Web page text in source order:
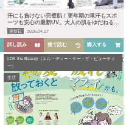
汗にも負けない完璧肌！更年期の滝汗もスポ
ーツも安心の最新UV。大人の肌をゆだねる運
命の1本は？
更新日 2026.04.17
試し読み 後で読む 購入する
LDK the Beauty（エル・ディー・ケー・ザ・ビューティ
ー）
生活